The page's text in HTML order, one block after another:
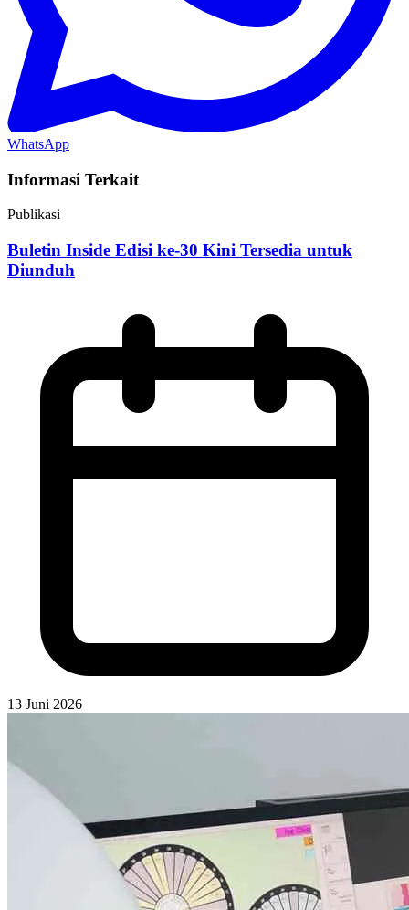
WhatsApp
Informasi Terkait
Publikasi
Buletin Inside Edisi ke-30 Kini Tersedia untuk
Diunduh
13 Juni 2026